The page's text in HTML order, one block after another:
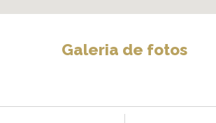
Galeria de fotos